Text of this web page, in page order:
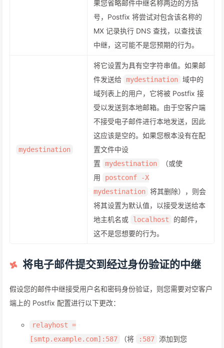
果您省略邮件中继名称两边的方括
号，Postfix 将尝试对包含该名称的
MX 记录执行 DNS 查找，以查找该
中继，这可能不是您预期的行为。
mydestination
将它设置为具有空字符串值。如果邮
件发送给 mydestination 域中的
域列表上的用户，它将被 Postfix 接
受以发送到本地邮箱。由于空客户端
不接受电子邮件进行本地发送，因此
这应该是空的。如果您根本没有在配
置文件中设
置
mydestination
（或使
用
postconf -X
mydestination 将其删除），则会
将其设置为默认值，以接受发送给本
地主机名或
localhost
的邮件，
这不是您想要的行为。
将电子邮件提交到经过身份验证的中继
假设您的邮件中继接受用户名和密码身份验证，则您需要对空客户
端上的 Postfix 配置进行以下更改：
relayhost =
[smtp.example.com]:587
（将 :587
添加到您